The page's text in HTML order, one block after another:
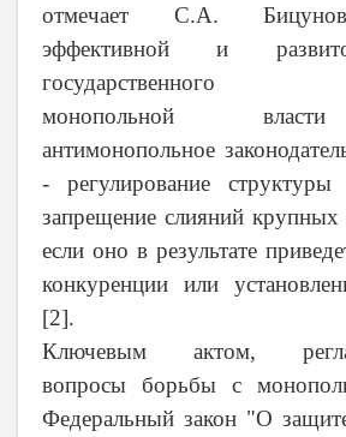
отмечает С.А.
эффективной и
государственного
монопольной
антимонопольное
- регулирование структуры
запрещение слияний
если оно в результате
конкуренции или
[2].
Ключевым актом,
вопросы борьбы с
Федеральный закон "О